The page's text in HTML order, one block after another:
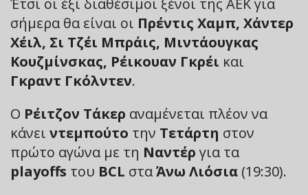
σήμερα θα είναι οι Πρέντις Χαμπ, Χάντερ
Χέιλ, Σι Τζέι Μπράις, Μιντάουγκας
Κουζμίνσκας, Ρέικουαν Γκρέι και
Γκραντ Γκόλντεν.
Ο Ρέιτζον Τάκερ αναμένεται πλέον να
κάνει ντεμπούτο την Τετάρτη στον
πρώτο αγώνα με τη Ναντέργια τα
playoffs του BCL σταΆνω Λιόσια (19:30).